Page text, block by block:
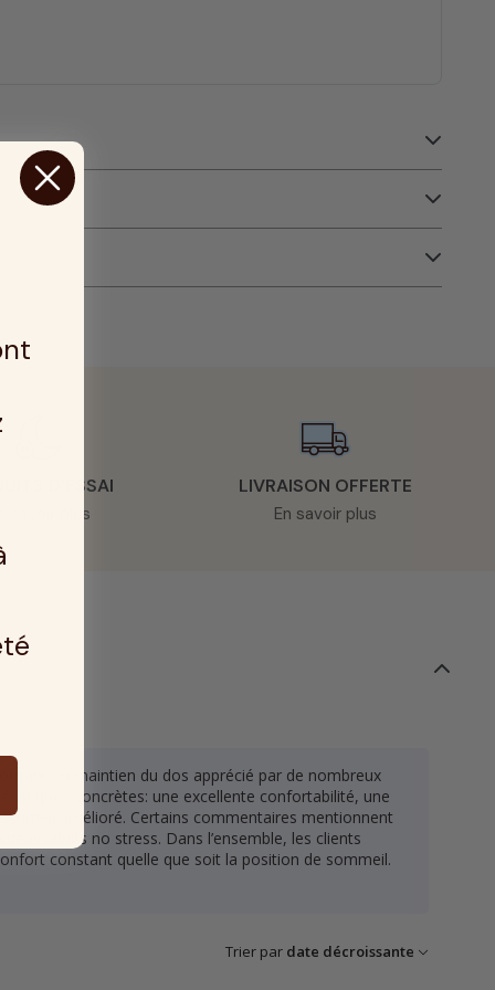
D’ESSAI
savoir plus
LIVRAISON OFFERTE
En savoir plus
un maintien du dos apprécié par de nombreux
concrètes: une excellente confortabilité, une
amélioré. Certains commentaires mentionnent
produits no stress. Dans l’ensemble, les clients
constant quelle que soit la position de sommeil.
Trier par date décroissante